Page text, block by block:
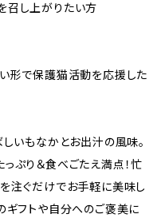
し上がりたい方
形で保護猫活動を応援した
いもなかとお出汁の風味。
ぷり＆食べごたえ満点！忙
注ぐだけでお手軽に美味し
ギフトや自分へのご褒美に